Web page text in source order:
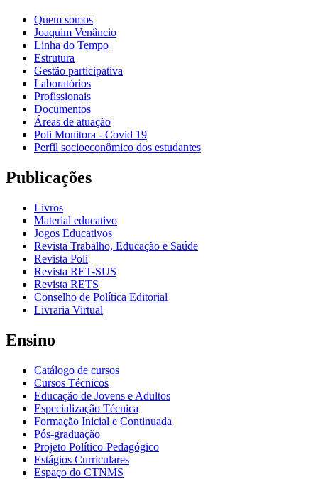
Quem somos
Joaquim Venâncio
Linha do Tempo
Estrutura
Gestão participativa
Laboratórios
Profissionais
Documentos
Áreas de atuação
Poli Monitora - Covid 19
Perfil socioeconômico dos estudantes
Publicações
Livros
Material educativo
Jogos Educativos
Revista Trabalho, Educação e Saúde
Revista Poli
Revista RET-SUS
Revista RETS
Conselho de Política Editorial
Livraria Virtual
Ensino
Catálogo de cursos
Cursos Técnicos
Educação de Jovens e Adultos
Especialização Técnica
Formação Inicial e Continuada
Pós-graduação
Projeto Político-Pedagógico
Estágios Curriculares
Espaço do CTNMS